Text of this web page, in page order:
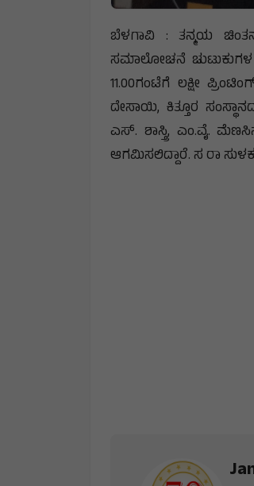
ಬೆಳಗಾವಿ : ತನ್ಮಯ
ಸಮಾಲೋಚನೆ ಚುಟುಕುಗಳ
11.00ಗಂಟೆಗೆ ಲಕ್ಷೀ
ದೇಸಾಯಿ, ಕಿತ್ತೂರ
ಎಸ್. ಶಾಸ್ತ್ರಿ, ಎಂ.ವೈ.
ಆಗಮಿಸಲಿದ್ದಾರೆ. ಸ ರಾ